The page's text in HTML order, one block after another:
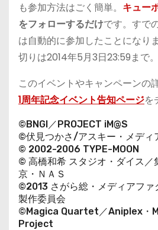
も参加方法はごく簡単。 キュー
をフォローするだけです。すで
は自動的に参加したことになり
切りは2014年5月3日23:59まで。
このイベントやキャンペーンの
1周年記念イベント告知ページを
©BNGI／PROJECT iM@S
©伏見つかさ/アスキー・メディ
© 2002-2006 TYPE-MOON
© 高橋和希 スタジオ・ダイス／
京・ＮＡＳ
©2013 さがら総・メディアファ
製作委員会
©Magica Quartet／Aniplex・
Project